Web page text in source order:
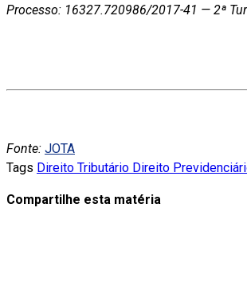
Processo: 16327.720986/2017-41 — 2ª
Fonte: JOTA
Tags Direito Tributário Direito
Compartilhe esta matéria